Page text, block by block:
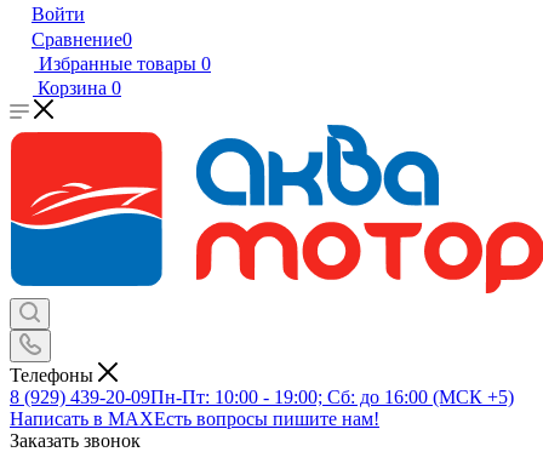
Войти
Сравнение0
Избранные товары 0
Корзина 0
Телефоны
8 (929) 439-20-09Пн-Пт: 10:00 - 19:00; Сб: до 16:00 (МСК +5)
Написать в MAXЕсть вопросы пишите нам!
Заказать звонок